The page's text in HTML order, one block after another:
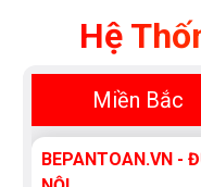
Hệ
Miền Bắc
BEPANTOAN.VN -